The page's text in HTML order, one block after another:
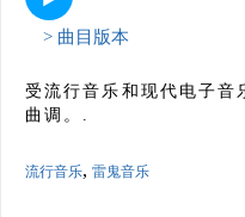
> 曲目版本
受流行音乐和现代电子音
曲调。.
流行音乐, 雷鬼音乐